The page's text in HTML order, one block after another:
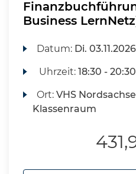
Business
Datum: Di.
Uhrzeit:18:30 -
Ort:VHS
Klassenraum